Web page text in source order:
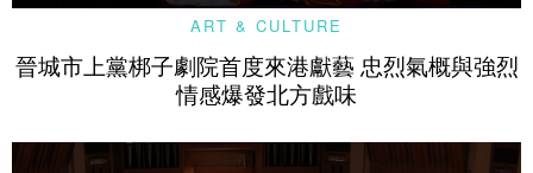
ART & CULTURE
晉城市上黨梆子劇院首度來港獻藝 忠烈氣概與強烈
情感爆發北方戲味